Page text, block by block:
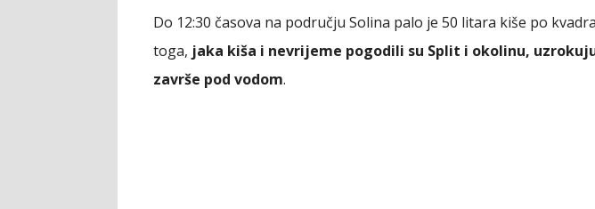
Do 12:30 časova na području Solina palo je 50 litara kiše po
toga, jaka kiša i nevrijeme pogodili su Split i okolinu,
završe pod vodom.